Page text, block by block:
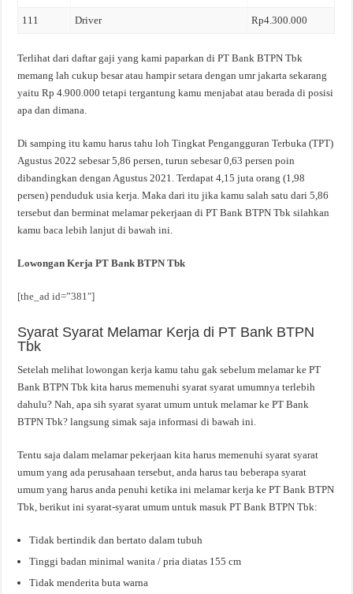
111 Driver Rp4.300.000
Terlihat dari daftar gaji yang kami paparkan di PT Bank BTPN Tbk
memang lah cukup besar atau hampir setara dengan umr jakarta sekarang
yaitu Rp 4.900.000 tetapi tergantung kamu menjabat atau berada di posisi
apa dan dimana.
Di samping itu kamu harus tahu loh Tingkat Pengangguran Terbuka (TPT)
Agustus 2022 sebesar 5,86 persen, turun sebesar 0,63 persen poin
dibandingkan dengan Agustus 2021. Terdapat 4,15 juta orang (1,98
persen) penduduk usia kerja. Maka dari itu jika kamu salah satu dari 5,86
tersebut dan berminat melamar pekerjaan di PT Bank BTPN Tbk silahkan
kamu baca lebih lanjut di bawah ini.
Lowongan Kerja PT Bank BTPN Tbk
[the_ad id=”381″]
Syarat Syarat Melamar Kerja di PT Bank BTPN
Tbk
Setelah melihat lowongan kerja kamu tahu gak sebelum melamar ke PT
Bank BTPN Tbk kita harus memenuhi syarat syarat umumnya terlebih
dahulu? Nah, apa sih syarat syarat umum untuk melamar ke PT Bank
BTPN Tbk? langsung simak saja informasi di bawah ini.
Tentu saja dalam melamar pekerjaan kita harus memenuhi syarat syarat
umum yang ada perusahaan tersebut, anda harus tau beberapa syarat
umum yang harus anda penuhi ketika ini melamar kerja ke PT Bank BTPN
Tbk, berikut ini syarat-syarat umum untuk masuk PT Bank BTPN Tbk:
Tidak bertindik dan bertato dalam tubuh
Tinggi badan minimal wanita / pria diatas 155 cm
Tidak menderita buta warna